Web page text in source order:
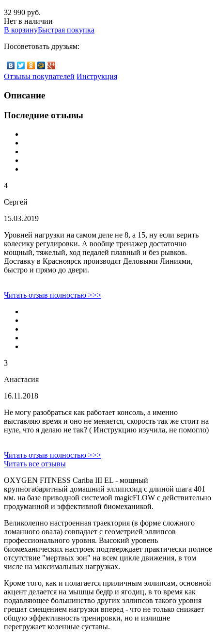
32 990 руб.
Нет в наличии
В корзинуБыстрая покупка
Посоветовать друзьям:
Отзывы покупателей Инструкция
Описание
Последние отзывы
4
Сергей
15.03.2019
Уровней нагрузки на самом деле не 8, а 15, ну если верить
колесику регулировки. А вообще тренажер достаточно
мощный, тяжелый, ход педалей плавный и без рывков.
Доставку в Красноярск производят Деловыми Линиями,
быстро и прямо до двери.
Читать отзыв полностью >>>
3
Анастасия
16.11.2018
Не могу разобраться как работает консоль, а именно
выставляю время и оно не меняется, скорость так же стоит на
нуле, что я делаю не так? ( Инструкцию изучила, не помогло)
Читать отзыв полностью >>>
Читать все отзывы
OXYGEN FITNESS Cariba III EL - мощный
крупногабаритный домашний эллипсоид с длиной шага 401
мм. на базе приводной системой magicFLOW с действительно
продуманной и эффективной биомеханикой.
Великолепно настроенная траектория (в форме сложного
ломанного овала) совпадает с геометрией эллипсов
профессионального уровня. Высокий уровень
биомеханических настроек подтверждает практически полное
отсутствие "мертвых зон" на всем цикле движения, в том
числе на максимальных нагрузках.
Кроме того, как и полагается приличным эллипсам, основной
акцент делается на мышцы бедtр и ягодиц, в то время как
подавляющее большинство других эллипсов такого уровня
грешат смещением нагрузки вперед - что не только снижает
общую эффективность тренировки, но и излишне
перегружает коленные суставы.